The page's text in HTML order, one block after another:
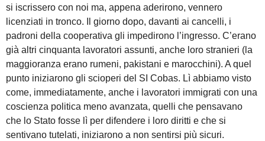
si iscrissero con noi ma, appena aderirono, vennero
licenziati in tronco. Il giorno dopo, davanti ai cancelli, i
padroni della cooperativa gli impedirono l’ingresso. C’erano
già altri cinquanta lavoratori assunti, anche loro stranieri (la
maggioranza erano rumeni, pakistani e marocchini). A quel
punto iniziarono gli scioperi del SI Cobas. Lì abbiamo visto
come, immediatamente, anche i lavoratori immigrati con una
coscienza politica meno avanzata, quelli che pensavano
che lo Stato fosse lì per difendere i loro diritti e che si
sentivano tutelati, iniziarono a non sentirsi più sicuri.